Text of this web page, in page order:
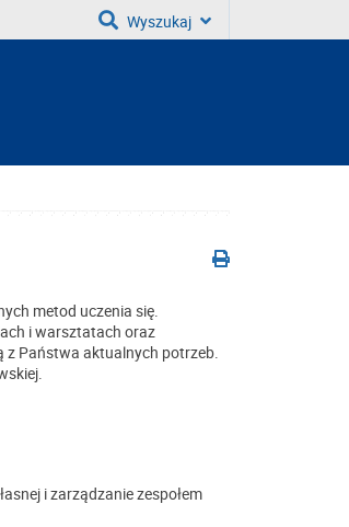
Wyszukaj
metod uczenia się.
i warsztatach oraz
z Państwa aktualnych potrzeb.
i zarządzanie zespołem